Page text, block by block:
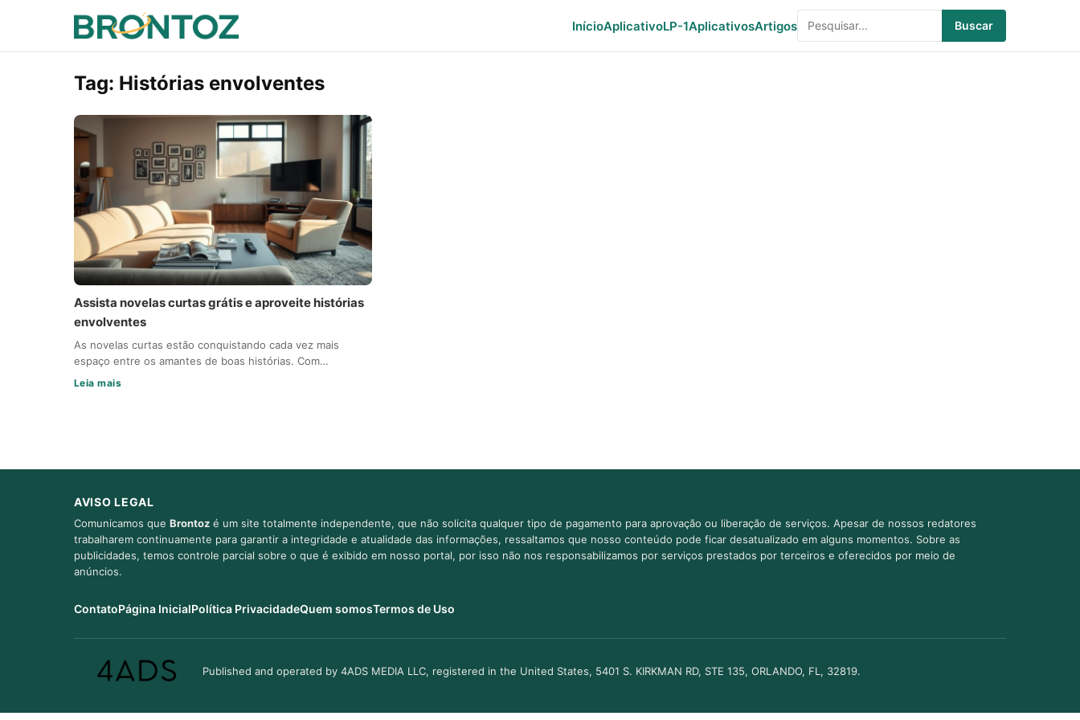
InícioAplicativoLP-1AplicativosArtigos Buscar
Tag: Histórias envolventes
Assista novelas curtas grátis e aproveite histórias
envolventes
As novelas curtas estão conquistando cada vez mais
espaço entre os amantes de boas histórias. Com…
Leia mais
AVISO LEGAL
Comunicamos que Brontoz é um site totalmente independente, que não solicita qualquer tipo de pagamento para aprovação ou liberação de serviços. Apesar de nossos redatores
trabalharem continuamente para garantir a integridade e atualidade das informações, ressaltamos que nosso conteúdo pode ficar desatualizado em alguns momentos. Sobre as
publicidades, temos controle parcial sobre o que é exibido em nosso portal, por isso não nos responsabilizamos por serviços prestados por terceiros e oferecidos por meio de
anúncios.
ContatoPágina InicialPolítica PrivacidadeQuem somosTermos de Uso
Published and operated by 4ADS MEDIA LLC, registered in the United States, 5401 S. KIRKMAN RD, STE 135, ORLANDO, FL, 32819.